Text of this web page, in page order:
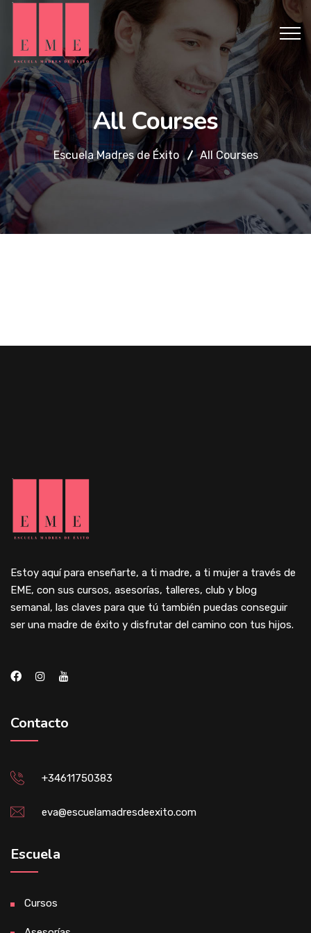
All Courses
Escuela Madres de Éxito All Courses
Estoy aquí para enseñarte, a ti madre, a ti mujer a través de
EME, con sus cursos, asesorías, talleres, club y blog
semanal, las claves para que tú también puedas conseguir
ser una madre de éxito y disfrutar del camino con tus hijos.
Contacto
+34611750383
eva@escuelamadresdeexito.com
Escuela
Cursos